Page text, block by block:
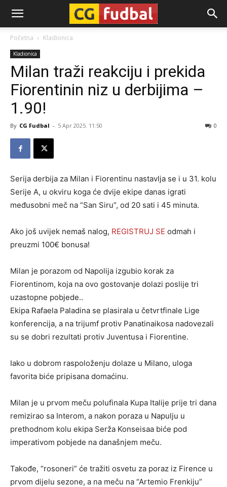
CG-
Fudbal
Početna Kladionica
Kladionica
Milan traži reakciju i prekida
Fiorentinin niz u derbijima –
1.90!
By CG Fudbal - 5 Apr 2025. 11:50 0
Serija derbija za Milan i Fiorentinu nastavlja se i u 31. kolu
Serije A, u okviru koga će dvije ekipe danas igrati
međusobni meč na “San Siru”, od 20 sati i 45 minuta.
Ako još uvijek nemaš nalog, REGISTRUJ SE odmah i
preuzmi 100€ bonusa!
Milan je porazom od Napolija izgubio korak za
Fiorentinom, koja na ovo gostovanje dolazi poslije tri
uzastopne pobjede..
Ekipa Rafaela Paladina se plasirala u četvrtfinale Lige
konferencija, a na trijumf protiv Panatinaikosa nadovezali
su se dobri rezultati protiv Juventusa i Fiorentine.
Iako u dobrom raspoloženju dolaze u Milano, uloga
favorita biće pripisana domaćinu.
Milan je u prvom meču polufinala Kupa Italije prije tri dana
remizirao sa Interom, a nakon poraza u Napulju u
prethodnom kolu ekipa Serža Konseisaa biće pod
imperativom pobjede na današnjem meču.
Takođe, “rosoneri” će tražiti osvetu za poraz iz Firence u
prvom dijelu sezone, a na meču na “Artemio Frenkiju”